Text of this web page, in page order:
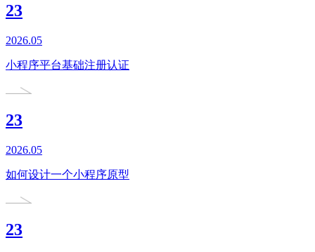
23
2026.05
小程序平台基础注册认证
23
2026.05
如何设计一个小程序原型
23